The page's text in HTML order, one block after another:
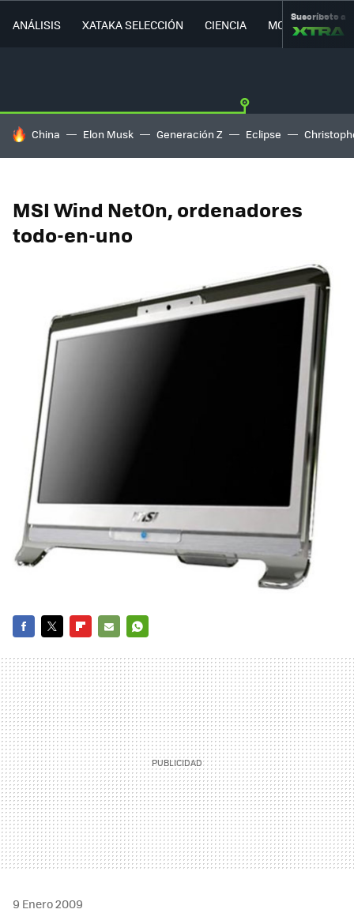
ANÁLISIS XATAKA SELECCIÓN CIENCIA MOVILIDAD
Suscríbete a
HOY SE HABLA DE
China Elon Musk Generación Z Eclipse
MSI Wind NetOn, ordenadores
todo-en-uno
MAIL
9 Enero 2009